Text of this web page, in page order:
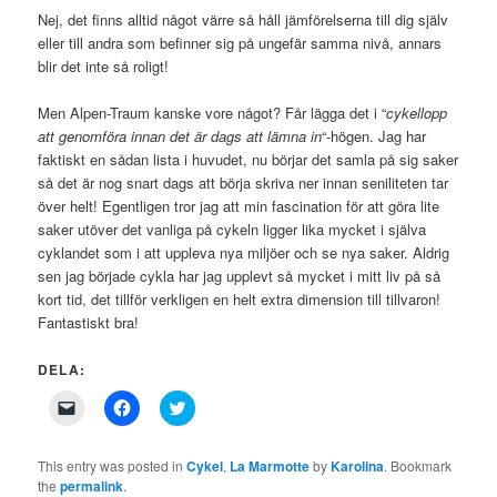
Nej, det finns alltid något värre så håll jämförelserna till dig själv
eller till andra som befinner sig på ungefär samma nivå, annars
blir det inte så roligt!
Men Alpen-Traum kanske vore något? Får lägga det i “cykellopp
att genomföra innan det är dags att lämna in“-högen. Jag har
faktiskt en sådan lista i huvudet, nu börjar det samla på sig saker
så det är nog snart dags att börja skriva ner innan seniliteten tar
över helt! Egentligen tror jag att min fascination för att göra lite
saker utöver det vanliga på cykeln ligger lika mycket i själva
cyklandet som i att uppleva nya miljöer och se nya saker. Aldrig
sen jag började cykla har jag upplevt så mycket i mitt liv på så
kort tid, det tillför verkligen en helt extra dimension till tillvaron!
Fantastiskt bra!
DELA:
Click
link
to
a
Click
to
Facebook
(Opens
Click
to
Twitter
(Opens
This entry was posted inCykel, La MarmottebyKarolina. Bookmark
thepermalink.